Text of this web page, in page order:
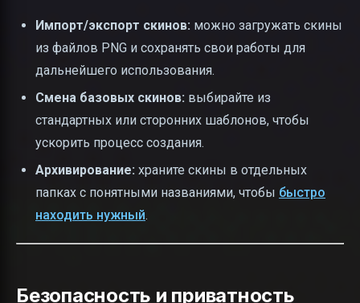
Импорт/экспорт скинов: можно загружать скины
из файлов PNG и сохранять свои работы для
дальнейшего использования.
Смена базовых скинов: выбирайте из
стандартных или сторонних шаблонов, чтобы
ускорить процесс создания.
Архивирование: храните скины в отдельных
папках с понятными названиями, чтобы быстро
находить нужный.
Безопасность и приватность